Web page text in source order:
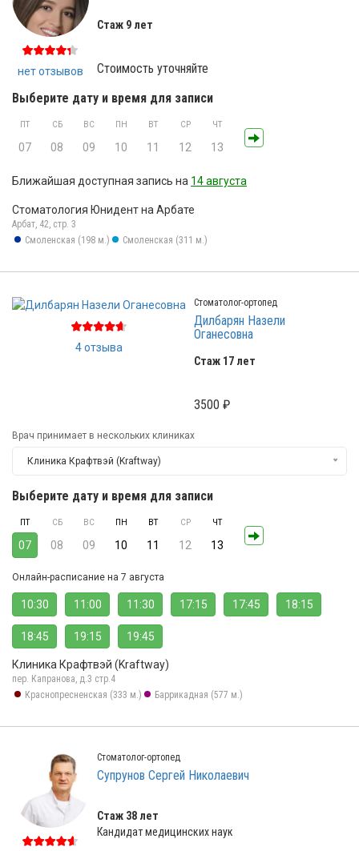
нет отзывов
Стаж 9 лет
Стоимость уточняйте
Выберите дату и время для записи
ПТ
07
СБ
08
ВС
09
ПН
10
ВТ
11
СР
12
ЧТ
13
Ближайшая доступная запись на 14 августа
Стоматология Юнидент на Арбате
Арбат, 42, стр. 3
Смоленская (198 м.)
Смоленская (311 м.)
4 отзыва
Стоматолог-ортопед
Дилбарян Назели
Оганесовна
Стаж 17 лет
3500 ₽
Врач принимает в нескольких клиниках
Клиника Крафтвэй (Kraftway)
Выберите дату и время для записи
ПТ
07
СБ
08
ВС
09
ПН
10
ВТ
11
СР
12
ЧТ
13
Онлайн-расписание на 7 августа
10:30 11:00 11:30 17:15 17:45 18:15
18:45 19:15 19:45
Клиника Крафтвэй (Kraftway)
пер. Капранова, д.3 стр.4
Краснопресненская (333 м.)
Баррикадная (577 м.)
Стоматолог-ортопед
Супрунов Сергей Николаевич
Стаж 38 лет
Кандидат медицинских наук